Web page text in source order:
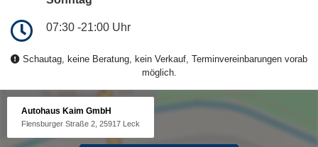
07:30 -21:00 Uhr
Schautag, keine Beratung, kein Verkauf, Terminvereinbarungen vorab
möglich.
Autohaus Kaim GmbH
Flensburger Straße 2, 25917 Leck